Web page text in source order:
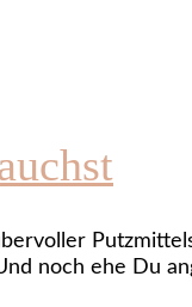
noch ehe Du